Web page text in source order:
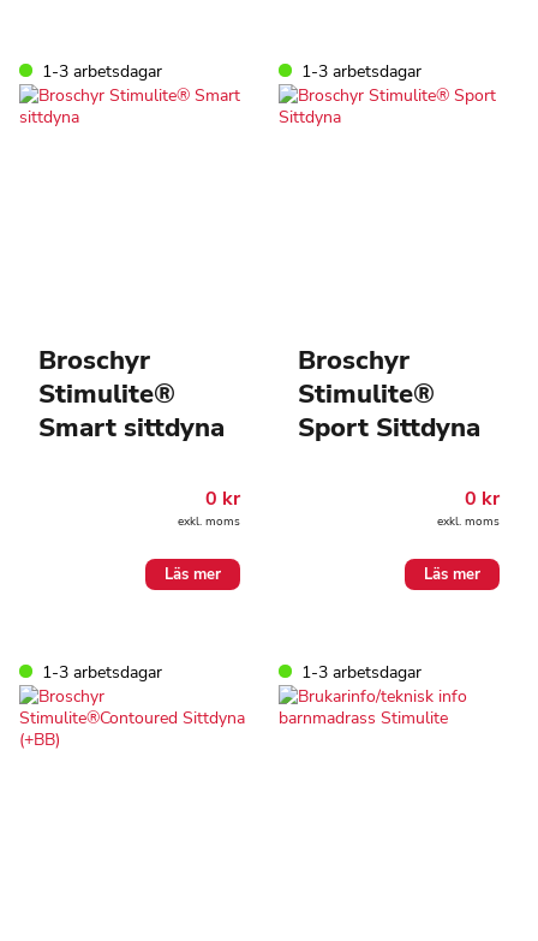
1-3 arbetsdagar
Broschyr
Stimulite®
Smart sittdyna
0 kr
exkl. moms
Läs mer
1-3 arbetsdagar
Broschyr
Stimulite®
Sport Sittdyna
0 kr
exkl. moms
Läs mer
1-3 arbetsdagar 1-3 arbetsdagar